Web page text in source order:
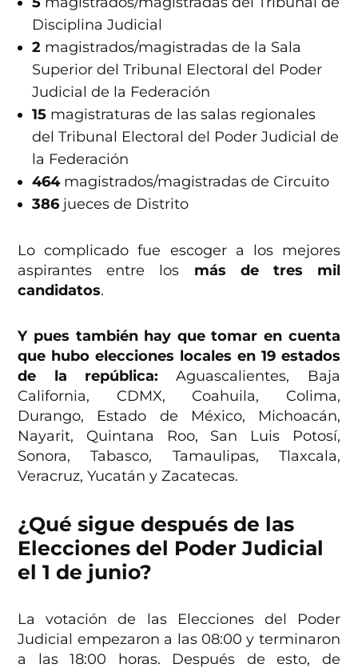
Disciplina Judicial
2 magistrados/magistradas de la Sala
Superior del Tribunal Electoral del Poder
Judicial de la Federación
15 magistraturas de las salas regionales
del Tribunal Electoral del Poder Judicial de
la Federación
464magistrados/magistradas de Circuito
386 jueces de Distrito
Lo complicado fue escoger a los mejores
aspirantes entre los más de tres mil
candidatos.
Y pues también hay que tomar en cuenta
que hubo elecciones locales en 19 estados
de la república:Aguascalientes, Baja
California, CDMX, Coahuila, Colima,
Durango, Estado de México, Michoacán,
Nayarit, Quintana Roo, San Luis Potosí,
Sonora, Tabasco, Tamaulipas, Tlaxcala,
Veracruz, Yucatán y Zacatecas.
¿Qué sigue después de las
Elecciones del Poder Judicial
el 1 de junio?
La votación de las Elecciones del Poder
Judicial empezaron a las 08:00 y terminaron
a las 18:00 horas. Después de esto, de